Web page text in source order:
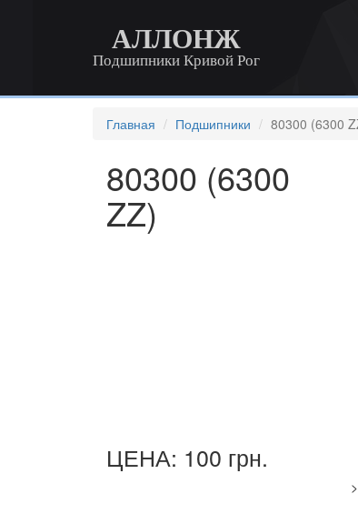
АЛЛОНЖ
Подшипники Кривой Рог
Главная Подшипники 80300 (6300
80300 (6300
ZZ)
ЦЕНА: 100 грн.